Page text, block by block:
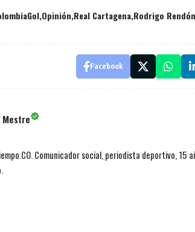
Opinión Real Cartagena Rodrigo Rendón
Facebook
Mestre
Comunicador social, periodista deportivo, 15